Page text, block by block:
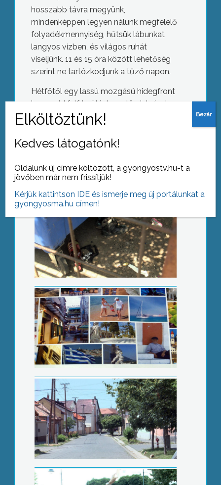
hosszabb távra megyünk,
mindenképpen legyen nálunk megfelelő
folyadékmennyiség, hűtsük lábunkat
langyos vízben, és világos ruhát
viseljünk. 11 és 15 óra között lehetőség
szerint ne tartózkodjunk a tűző napon.
Hétfőtől egy lassú mozgású hidegfront
hoz majd felfrissülést az előrejelzések
szerint.
AZ AKTUÁLIS NAPI HÍREI
(2016-06-23 )
Hurrá, nyaralunk!
Betörések ellen
Nyolcaddöntőben a magyarok
Kedves látogatónk!
Oldalunk új címre költözött, a gyongyostv.hu-t a
jövőben már nem frissítjük!
Kérjük kattintson IDE és ismerje meg új portálunkat a
gyongyosma.hu címen!